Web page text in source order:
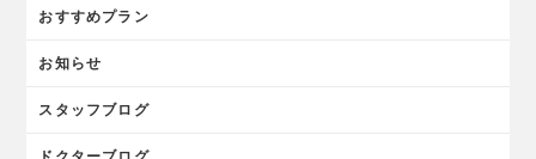
おすすめプラン
お知らせ
スタッフブログ